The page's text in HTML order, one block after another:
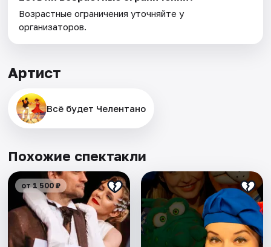
Возрастные ограничения уточняйте у
организаторов.
Артист
Всё будет Челентано
Похожие спектакли
от 1 500 ₽